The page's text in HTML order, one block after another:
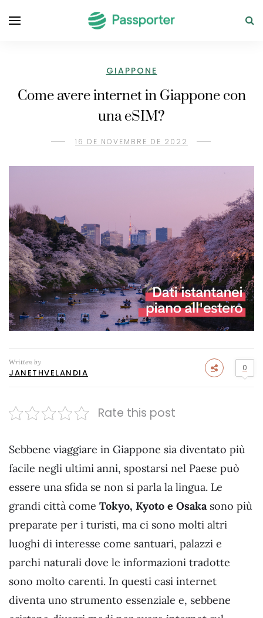
GIAPPONE
Come avere internet in Giappone con
una eSIM?
16 DE NOVEMBRE DE 2022
Written by
JANETHVELANDIA 0
Rate this post
Sebbene viaggiare in Giappone sia diventato più
facile negli ultimi anni, spostarsi nel Paese può
essere una sfida se non si parla la lingua. Le
grandi città come Tokyo, Kyoto e Osakasono più
preparate per i turisti, ma ci sono molti altri
luoghi di interesse come santuari, palazzi e
parchi naturali dove le informazioni tradotte
sono molto carenti. In questi casi internet
diventa uno strumento essenziale e, sebbene